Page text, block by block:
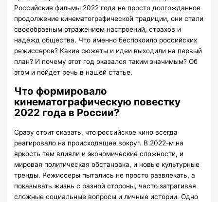
Российские фильмы 2022 года не просто долгожданное
продолжение кинематографической традиции, они стали
своеобразным отражением настроений, страхов и
надежд общества. Что именно беспокоило российских
режиссеров? Какие сюжеты и идеи выходили на первый
план? И почему этот год оказался таким значимым? Об
этом и пойдет речь в нашей статье.
Что формировало
кинематографическую повестку
2022 года в России?
Сразу стоит сказать, что российское кино всегда
реагировало на происходящее вокруг. В 2022-м на
яркость тем влияли и экономические сложности, и
мировая политическая обстановка, и новые культурные
тренды. Режиссеры пытались не просто развлекать, а
показывать жизнь с разной стороны, часто затрагивая
сложные социальные вопросы и личные истории. Одно